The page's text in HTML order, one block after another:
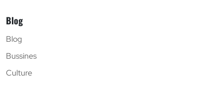
Blog
Blog
Bussines
Culture